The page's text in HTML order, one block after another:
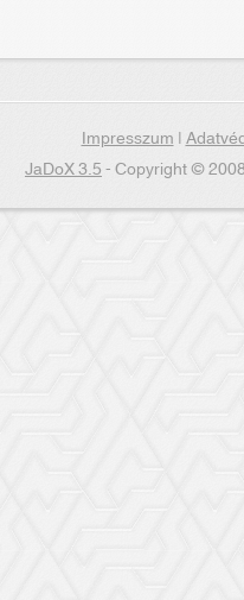
Impresszum|
JaDoX 3.5- Copyright ©